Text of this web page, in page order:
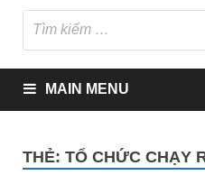
MAIN MENU
THẺ: TỔ CHỨC CHẠY